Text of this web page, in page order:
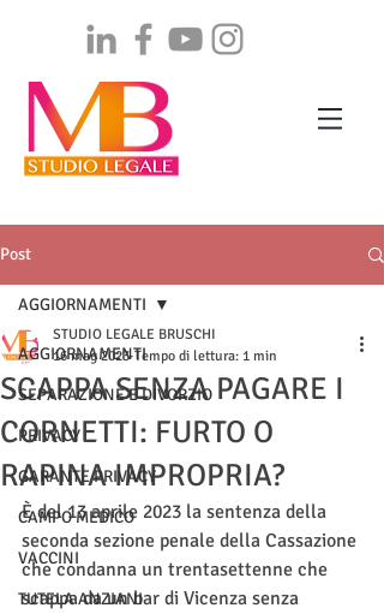
Post
AGGIORNAMENTI
SEPARAZIONE E DIVORZIO
PRIVACY
GARANTE PRIVACY
CAMPO MEDICO
VACCINI
TUTELA ANZIANI
AGGIORNAMENTI
SCAPPA SENZA PAGARE I
CORNETTI: FURTO O
RAPINA IMPROPRIA?
STUDIO LEGALE BRUSCHI
16 mag 2023 Tempo di lettura: 1 min
È del 13 aprile 2023 la sentenza della
seconda sezione penale della Cassazione
che condanna un trentasettenne che
scappa da un bar di Vicenza senza